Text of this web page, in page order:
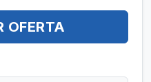
OFERTA